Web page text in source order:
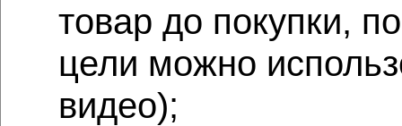
товар до покупки,
цели можно
видео);